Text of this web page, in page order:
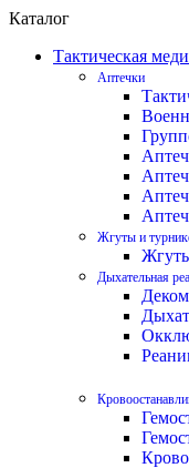
Каталог
Тактическая
Аптечки
Жгуты и
Дыхательная